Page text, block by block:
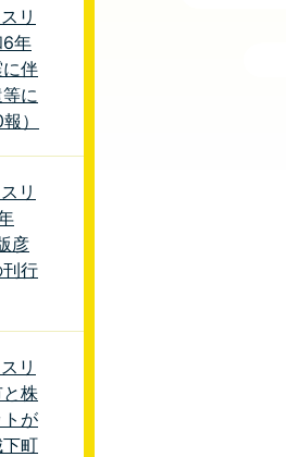
リ
6年
伴
に
）
リ
彦
行
リ
株
が
下町